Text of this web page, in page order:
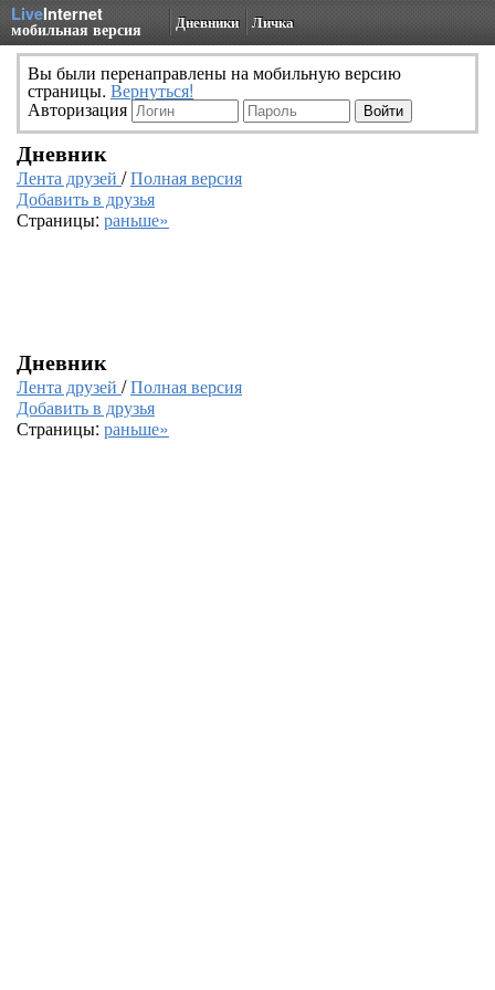
LiveInternet
мобильная версия Дневники Личка
Вы были перенаправлены на мобильную версию
страницы. Вернуться!
Авторизация
Дневник
Лента друзей /Полная версия
Добавить в друзья
Страницы: раньше»
Дневник
Лента друзей /Полная версия
Добавить в друзья
Страницы: раньше»